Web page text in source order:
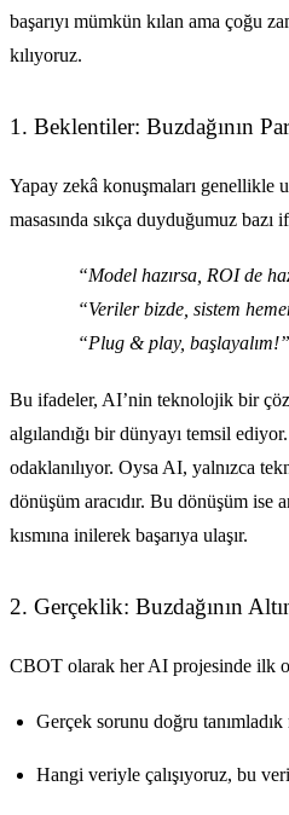
başarıyı mümkün kılan ama çoğu
kılıyoruz.
1. Beklentiler: Buzdağının
Yapay zekâ konuşmaları genellikle
masasında sıkça duyduğumuz bazı
“Model hazırsa, ROI de
“Veriler bizde, sistem
“Plug & play, başlayalım!”
Bu ifadeler, AI’nin teknolojik bir
algılandığı bir dünyayı temsil
odaklanılıyor. Oysa AI, yalnızca
dönüşüm aracıdır. Bu dönüşüm ise
kısmına inilerek başarıya ulaşır.
2. Gerçeklik: Buzdağının
CBOT olarak her AI projesinde ilk
Gerçek sorunu doğru tanımladık
Hangi veriyle çalışıyoruz, bu